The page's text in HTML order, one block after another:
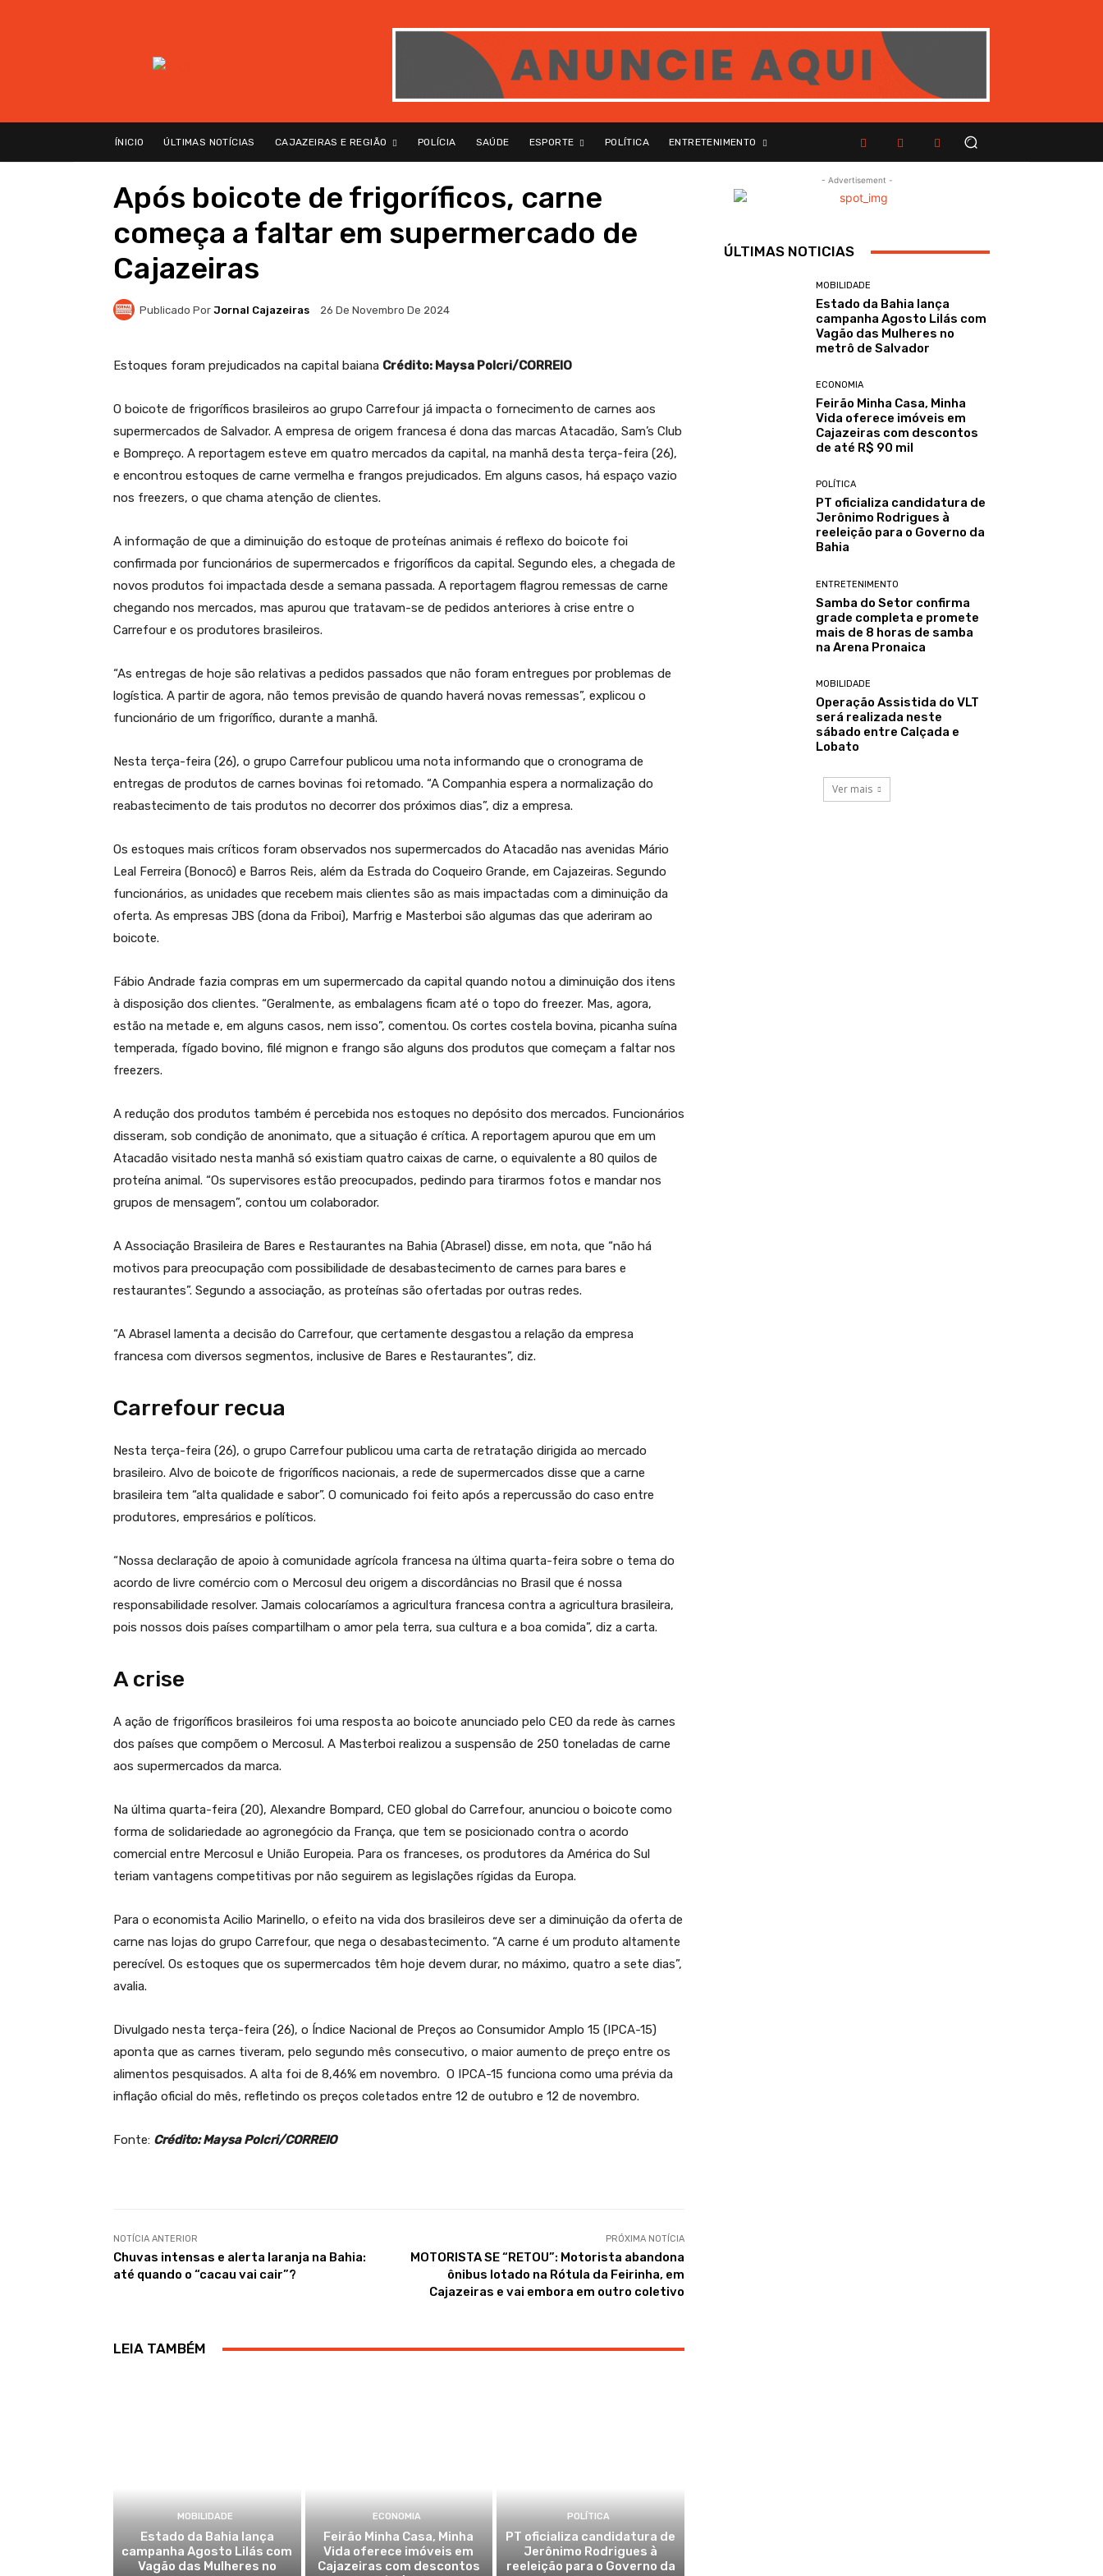
ÍNICIO ÚLTIMAS NOTÍCIAS CAJAZEIRAS E REGIÃO POLÍCIA SAÚDE ESPORTE POLÍTICA ENTRETENIMENTO
Após boicote de frigoríficos, carne
começa a faltar em supermercado de
Cajazeiras
Publicado Por Jornal Cajazeiras 26 De Novembro De 2024
Estoques foram prejudicados na capital baiana Crédito: Maysa Polcri/CORREIO
O boicote de frigoríficos brasileiros ao grupo Carrefour já impacta o fornecimento de carnes aos
supermercados de Salvador. A empresa de origem francesa é dona das marcas Atacadão, Sam’s Club
e Bompreço. A reportagem esteve em quatro mercados da capital, na manhã desta terça-feira (26),
e encontrou estoques de carne vermelha e frangos prejudicados. Em alguns casos, há espaço vazio
nos freezers, o que chama atenção de clientes.
A informação de que a diminuição do estoque de proteínas animais é reflexo do boicote foi
confirmada por funcionários de supermercados e frigoríficos da capital. Segundo eles, a chegada de
novos produtos foi impactada desde a semana passada. A reportagem flagrou remessas de carne
chegando nos mercados, mas apurou que tratavam-se de pedidos anteriores à crise entre o
Carrefour e os produtores brasileiros.
“As entregas de hoje são relativas a pedidos passados que não foram entregues por problemas de
logística. A partir de agora, não temos previsão de quando haverá novas remessas”, explicou o
funcionário de um frigorífico, durante a manhã.
Nesta terça-feira (26), o grupo Carrefour publicou uma nota informando que o cronograma de
entregas de produtos de carnes bovinas foi retomado. “A Companhia espera a normalização do
reabastecimento de tais produtos no decorrer dos próximos dias”, diz a empresa.
Os estoques mais críticos foram observados nos supermercados do Atacadão nas avenidas Mário
Leal Ferreira (Bonocô) e Barros Reis, além da Estrada do Coqueiro Grande, em Cajazeiras. Segundo
funcionários, as unidades que recebem mais clientes são as mais impactadas com a diminuição da
oferta. As empresas JBS (dona da Friboi), Marfrig e Masterboi são algumas das que aderiram ao
boicote.
Fábio Andrade fazia compras em um supermercado da capital quando notou a diminuição dos itens
à disposição dos clientes. “Geralmente, as embalagens ficam até o topo do freezer. Mas, agora,
estão na metade e, em alguns casos, nem isso”, comentou. Os cortes costela bovina, picanha suína
temperada, fígado bovino, filé mignon e frango são alguns dos produtos que começam a faltar nos
freezers.
A redução dos produtos também é percebida nos estoques no depósito dos mercados. Funcionários
disseram, sob condição de anonimato, que a situação é crítica. A reportagem apurou que em um
Atacadão visitado nesta manhã só existiam quatro caixas de carne, o equivalente a 80 quilos de
proteína animal. “Os supervisores estão preocupados, pedindo para tirarmos fotos e mandar nos
grupos de mensagem”, contou um colaborador.
A Associação Brasileira de Bares e Restaurantes na Bahia (Abrasel) disse, em nota, que “não há
motivos para preocupação com possibilidade de desabastecimento de carnes para bares e
restaurantes”. Segundo a associação, as proteínas são ofertadas por outras redes.
“A Abrasel lamenta a decisão do Carrefour, que certamente desgastou a relação da empresa
francesa com diversos segmentos, inclusive de Bares e Restaurantes”, diz.
Carrefour recua
Nesta terça-feira (26), o grupo Carrefour publicou uma carta de retratação dirigida ao mercado
brasileiro. Alvo de boicote de frigoríficos nacionais, a rede de supermercados disse que a carne
brasileira tem “alta qualidade e sabor”. O comunicado foi feito após a repercussão do caso entre
produtores, empresários e políticos.
“Nossa declaração de apoio à comunidade agrícola francesa na última quarta-feira sobre o tema do
acordo de livre comércio com o Mercosul deu origem a discordâncias no Brasil que é nossa
responsabilidade resolver. Jamais colocaríamos a agricultura francesa contra a agricultura brasileira,
pois nossos dois países compartilham o amor pela terra, sua cultura e a boa comida”, diz a carta.
A crise
A ação de frigoríficos brasileiros foi uma resposta ao boicote anunciado pelo CEO da rede às carnes
dos países que compõem o Mercosul. A Masterboi realizou a suspensão de 250 toneladas de carne
aos supermercados da marca.
Na última quarta-feira (20), Alexandre Bompard, CEO global do Carrefour, anunciou o boicote como
forma de solidariedade ao agronegócio da França, que tem se posicionado contra o acordo
comercial entre Mercosul e União Europeia. Para os franceses, os produtores da América do Sul
teriam vantagens competitivas por não seguirem as legislações rígidas da Europa.
Para o economista Acilio Marinello, o efeito na vida dos brasileiros deve ser a diminuição da oferta de
carne nas lojas do grupo Carrefour, que nega o desabastecimento. “A carne é um produto altamente
perecível. Os estoques que os supermercados têm hoje devem durar, no máximo, quatro a sete dias”,
avalia.
Divulgado nesta terça-feira (26), o Índice Nacional de Preços ao Consumidor Amplo 15 (IPCA-15)
aponta que as carnes tiveram, pelo segundo mês consecutivo, o maior aumento de preço entre os
alimentos pesquisados. A alta foi de 8,46% em novembro. O IPCA-15 funciona como uma prévia da
inflação oficial do mês, refletindo os preços coletados entre 12 de outubro e 12 de novembro.
Fonte: Crédito: Maysa Polcri/CORREIO
NOTÍCIA ANTERIOR
Chuvas intensas e alerta laranja na Bahia:
até quando o “cacau vai cair”?
PRÓXIMA NOTÍCIA
MOTORISTA SE “RETOU”: Motorista abandona
ônibus lotado na Rótula da Feirinha, em
Cajazeiras e vai embora em outro coletivo
LEIA TAMBÉM
MOBILIDADE
Estado da Bahia lança
campanha Agosto Lilás com
Vagão das Mulheres no
ECONOMIA
Feirão Minha Casa, Minha
Vida oferece imóveis em
Cajazeiras com descontos
POLÍTICA
PT oficializa candidatura de
Jerônimo Rodrigues à
reeleição para o Governo da
- Advertisement -
ÚLTIMAS NOTICIAS
MOBILIDADE
Estado da Bahia lança
campanha Agosto Lilás com
Vagão das Mulheres no
metrô de Salvador
ECONOMIA
Feirão Minha Casa, Minha
Vida oferece imóveis em
Cajazeiras com descontos
de até R$ 90 mil
POLÍTICA
PT oficializa candidatura de
Jerônimo Rodrigues à
reeleição para o Governo da
Bahia
ENTRETENIMENTO
Samba do Setor confirma
grade completa e promete
mais de 8 horas de samba
na Arena Pronaica
MOBILIDADE
Operação Assistida do VLT
será realizada neste
sábado entre Calçada e
Lobato
Ver mais